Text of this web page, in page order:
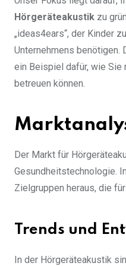
Hörgeräteakustik zu
„ideas4ears“, der Kinder
Unternehmens benötigen.
ein Beispiel dafür, wie Sie
betreuen können.
Der Markt für
Gesundheitstechnologie.
Zielgruppen heraus, die für
Trends und
In der Hörgeräteakustik